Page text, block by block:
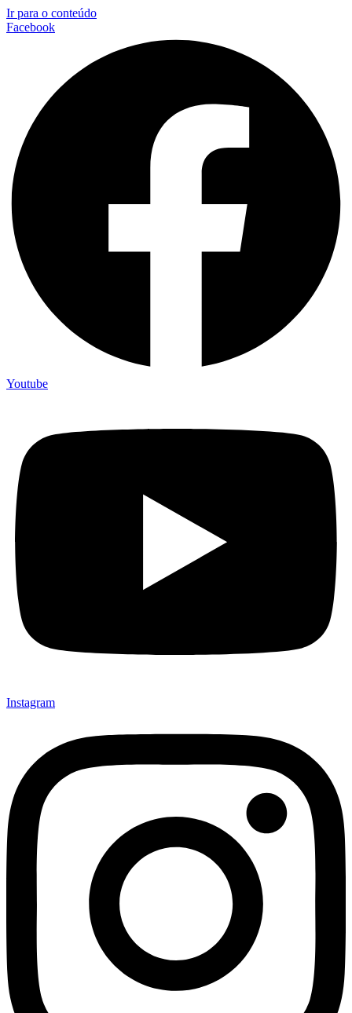
Ir para o conteúdo
Facebook
Youtube
Instagram